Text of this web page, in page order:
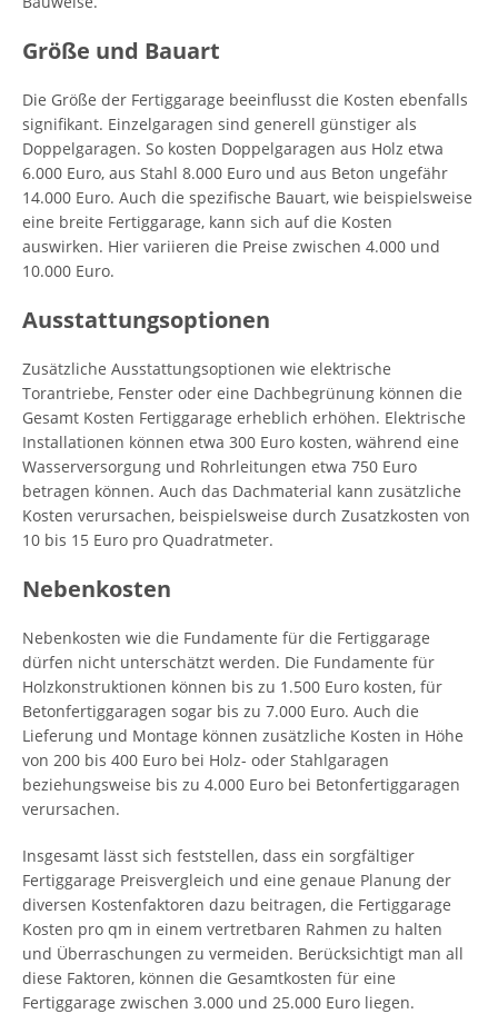
Größe und Bauart
Die Größe der Fertiggarage beeinflusst die Kosten ebenfalls
signifikant. Einzelgaragen sind generell günstiger als
Doppelgaragen. So kosten Doppelgaragen aus Holz etwa
6.000 Euro, aus Stahl 8.000 Euro und aus Beton ungefähr
14.000 Euro. Auch die spezifische Bauart, wie beispielsweise
eine breite Fertiggarage, kann sich auf die Kosten
auswirken. Hier variieren die Preise zwischen 4.000 und
10.000 Euro.
Ausstattungsoptionen
Zusätzliche Ausstattungsoptionen wie elektrische
Torantriebe, Fenster oder eine Dachbegrünung können die
Gesamt Kosten Fertiggarage erheblich erhöhen. Elektrische
Installationen können etwa 300 Euro kosten, während eine
Wasserversorgung und Rohrleitungen etwa 750 Euro
betragen können. Auch das Dachmaterial kann zusätzliche
Kosten verursachen, beispielsweise durch Zusatzkosten von
10 bis 15 Euro pro Quadratmeter.
Nebenkosten
Nebenkosten wie die Fundamente für die Fertiggarage
dürfen nicht unterschätzt werden. Die Fundamente für
Holzkonstruktionen können bis zu 1.500 Euro kosten, für
Betonfertiggaragen sogar bis zu 7.000 Euro. Auch die
Lieferung und Montage können zusätzliche Kosten in Höhe
von 200 bis 400 Euro bei Holz- oder Stahlgaragen
beziehungsweise bis zu 4.000 Euro bei Betonfertiggaragen
verursachen.
Insgesamt lässt sich feststellen, dass ein sorgfältiger
Fertiggarage Preisvergleich und eine genaue Planung der
diversen Kostenfaktoren dazu beitragen, die Fertiggarage
Kosten pro qm in einem vertretbaren Rahmen zu halten
und Überraschungen zu vermeiden. Berücksichtigt man all
diese Faktoren, können die Gesamtkosten für eine
Fertiggarage zwischen 3.000 und 25.000 Euro liegen.